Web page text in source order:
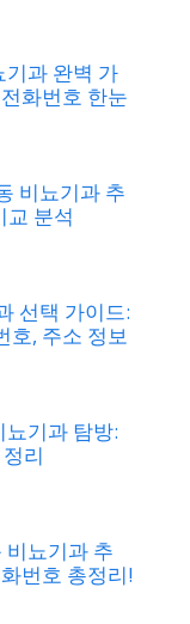
기과 완벽 가
화번호 한눈
비뇨기과 추
교 분석
선택 가이드:
호, 주소 정보
기과 탐방:
리
비뇨기과 추
번호 총정리!